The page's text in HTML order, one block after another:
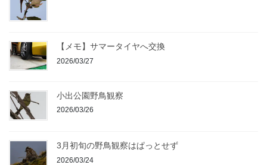
【メモ】サマータイヤへ交換
2026/03/27
小出公園野鳥観察
2026/03/26
3月初旬の野鳥観察はぱっとせず
2026/03/24